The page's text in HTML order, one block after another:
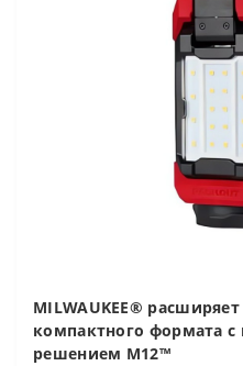
MILWAUKEE®
компактного формата
решением M12™